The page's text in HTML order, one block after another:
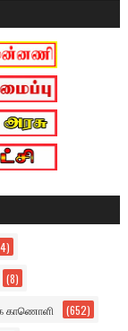
(8)
காணொளி (652)